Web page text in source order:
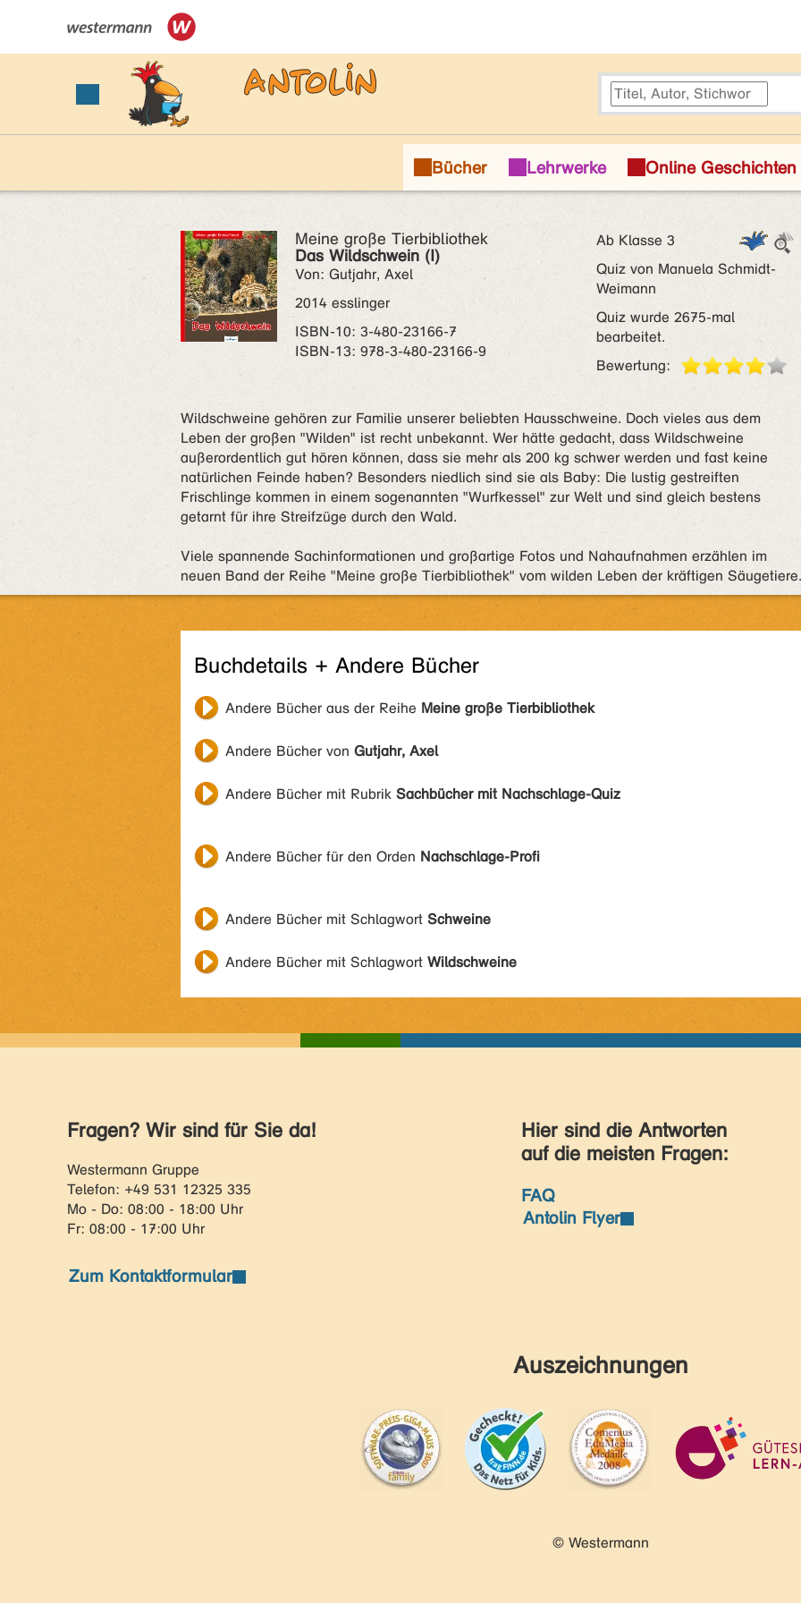
Meine große Tierbibliothek
Das Wildschwein (I)
Von: Gutjahr, Axel
2014 esslinger
ISBN‑10: 3-480-23166-7
ISBN‑13: 978-3-480-23166-9
Ab Klasse 3
Quiz von Manuela Schmidt-
Weimann
Quiz wurde 2675-mal
bearbeitet.
Bewertung:
Wildschweine gehören zur Familie unserer beliebten Hausschweine. Doch vieles aus dem
Leben der großen "Wilden" ist recht unbekannt. Wer hätte gedacht, dass Wildschweine
außerordentlich gut hören können, dass sie mehr als 200 kg schwer werden und fast keine
natürlichen Feinde haben? Besonders niedlich sind sie als Baby: Die lustig gestreiften
Frischlinge kommen in einem sogenannten "Wurfkessel" zur Welt und sind gleich bestens
getarnt für ihre Streifzüge durch den Wald.
Viele spannende Sachinformationen und großartige Fotos und Nahaufnahmen erzählen im
neuen Band der Reihe "Meine große Tierbibliothek" vom wilden Leben der kräftigen Säugetiere.
Buchdetails + Andere Bücher
Andere Bücher aus der Reihe Meine große Tierbibliothek
Andere Bücher von Gutjahr, Axel
Andere Bücher mit Rubrik Sachbücher mit Nachschlage-Quiz
Andere Bücher für den Orden Nachschlage-Profi
Andere Bücher mit Schlagwort Schweine
Andere Bücher mit Schlagwort Wildschweine